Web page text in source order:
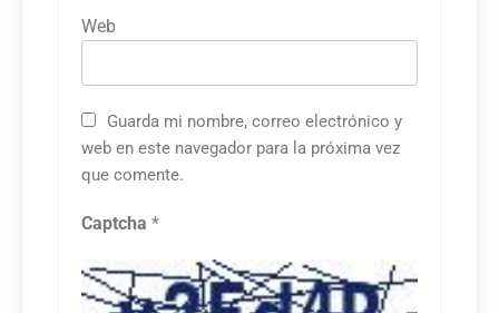
Web
Guarda mi nombre, correo electrónico y
web en este navegador para la próxima vez
que comente.
Captcha *